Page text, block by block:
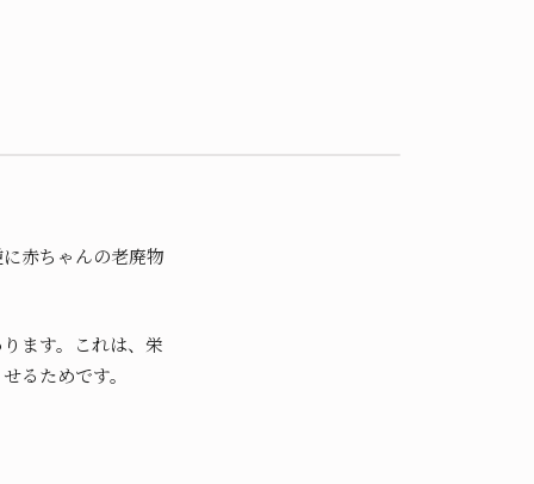
赤ちゃんの老廃物
ます。これは、栄
るためです。